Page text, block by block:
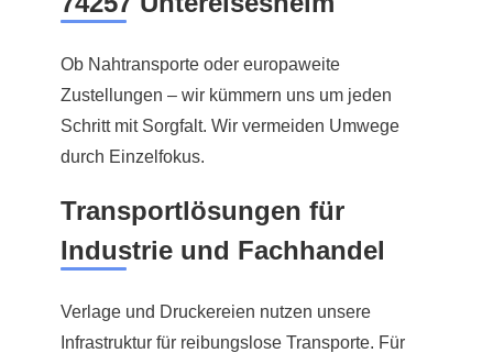
Ob Nahtransporte oder europaweite
Zustellungen – wir kümmern uns um jeden
Schritt mit Sorgfalt. Wir vermeiden Umwege
durch Einzelfokus.
Transportlösungen für
Industrie und Fachhandel
Verlage und Druckereien nutzen unsere
Infrastruktur für reibungslose Transporte. Für